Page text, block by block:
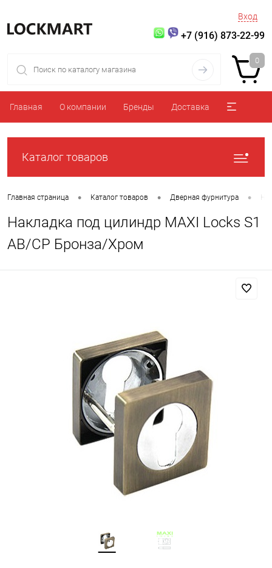
Вход
+7 (916) 873-22-99
0
Главная О компании Бренды Доставка
Каталог товаров
Главная страница • Каталог товаров • Дверная фурнитура •
Накладка под цилиндр MAXI Locks S1
AB/CP Бронза/Хром